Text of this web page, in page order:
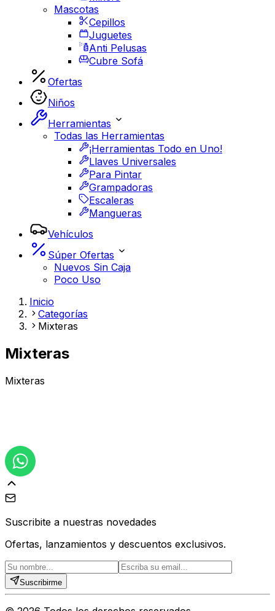
Mascotas
Cepillos
Juguetes
Anti Pelusas
Cubre Sofá
Ofertas
Niños
Herramientas
Todas las Herramientas
¡Herramientas Todo en Uno!
Llaves Universales
Para Pintar
Grampadoras
Escaleras
Mangueras
Vehículos
Súper Ofertas
Nuevos Sin Caja
Poco Uso
Inicio
Categorías
Mixteras
Mixteras
Mixteras
Suscribite a nuestras novedades
Ofertas, lanzamientos y descuentos exclusivos.
Suscribirme